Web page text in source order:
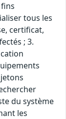
tous les
certificat,
; 3.
du système
les